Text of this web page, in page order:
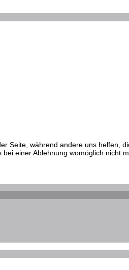
Seite, während andere uns helfen,
einer Ablehnung womöglich nicht